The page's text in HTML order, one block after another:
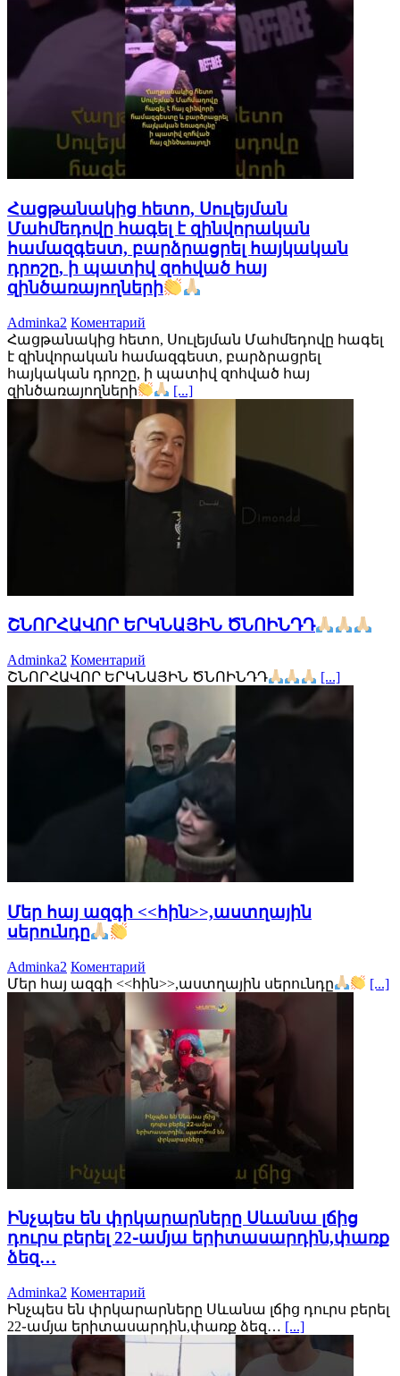
Հացթանակից հետո, Սուլեյման
Մահմեդովը հագել է զինվորական
համազգեստ, բարձրացրել հայկական
դրոշը, ի պատիվ զոհված հայ
զինծառայողների
Adminka2 Коментарий
Հացթանակից հետո, Սուլեյման Մահմեդովը հագել
է զինվորական համազգեստ, բարձրացրել
հայկական դրոշը, ի պատիվ զոհված հայ
զինծառայողների
[...]
ՇՆՈՐՀԱՎՈՐ ԵՐԿՆԱՅԻՆ ԾՆՈԻՆԴԴ
Adminka2 Коментарий
ՇՆՈՐՀԱՎՈՐ ԵՐԿՆԱՅԻՆ ԾՆՈԻՆԴԴ
[...]
Մեր հայ ազգի <<հին>>,աստղային
սերունդը
Adminka2 Коментарий
Մեր հայ ազգի <<հին>>,աստղային սերունդը
[...]
Ինչպես են փրկարարները Սևանա լճից
դուրս բերել 22֊ամյա երիտասարդին,փառք
ձեզ…
Adminka2 Коментарий
Ինչպես են փրկարարները Սևանա լճից դուրս բերել
22֊ամյա երիտասարդին,փառք ձեզ… [...]